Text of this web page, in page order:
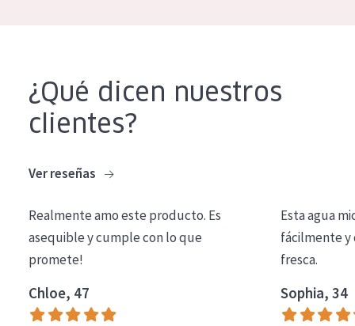
Expert
TIPO DE PIEL
Piel sensible
Piel mixata o grasa
Piel madura
Piel expuesta al sol
Piel menopáusica
¿Qué dicen nuestros
clientes?
Ver reseñas
Realmente amo este producto. Es
asequible y cumple con lo que
promete!
Chloe, 47
Esta agua
fácilmente y
fresca.
Sophia, 34